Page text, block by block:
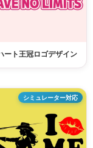
ト王冠ロゴデザイン
シミュレーター対応